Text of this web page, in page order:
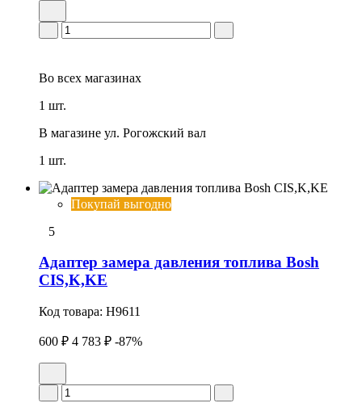
Во всех магазинах
1 шт.
В магазине ул. Рогожский вал
1 шт.
Покупай выгодно
5
Адаптеp замера давления топлива Bosh
CIS,K,KE
Код товара: H9611
600 ₽ 4 783 ₽ -87%